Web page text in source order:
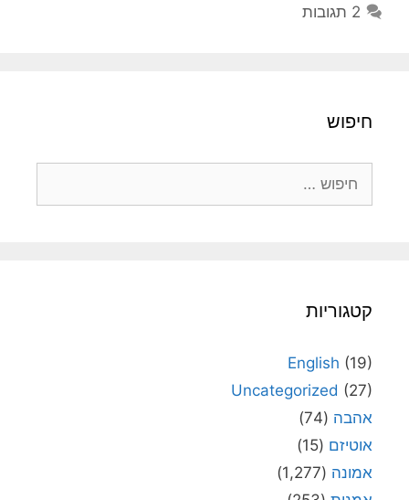
2 תגובות
חיפוש
קטגוריות
English (19)
Uncategorized (27)
אהבה (74)
אוטיזם (15)
אמונה (1,277)